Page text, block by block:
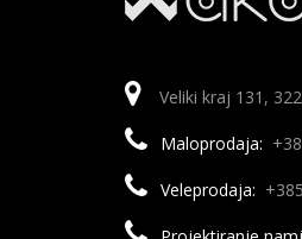
Veliki kraj 131,
Maloprodaja:
Veleprodaja: